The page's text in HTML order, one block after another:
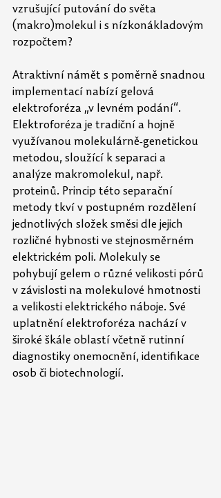
vzrušující putování do světa
(makro)molekul i s nízkonákladovým
rozpočtem?
Atraktivní námět s poměrně snadnou
implementací nabízí gelová
elektroforéza „v levném podání“.
Elektroforéza je tradiční a hojně
využívanou molekulárně-genetickou
metodou, sloužící k separaci a
analýze makromolekul, např.
proteinů. Princip této separační
metody tkví v postupném rozdělení
jednotlivých složek směsi dle jejich
rozličné hybnosti ve stejnosměrném
elektrickém poli. Molekuly se
pohybují gelem o různé velikosti pórů
v závislosti na molekulové hmotnosti
a velikosti elektrického náboje. Své
uplatnění elektroforéza nachází v
široké škále oblastí včetně rutinní
diagnostiky onemocnění, identifikace
osob či biotechnologií.